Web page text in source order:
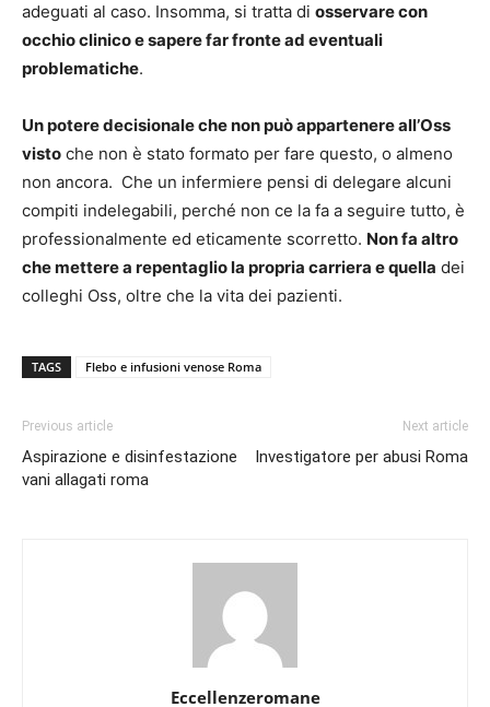
adeguati al caso. Insomma, si tratta di osservare con
occhio clinico e sapere far fronte ad eventuali
problematiche.
Un potere decisionale che non può appartenere all’Oss
visto che non è stato formato per fare questo, o almeno
non ancora. Che un infermiere pensi di delegare alcuni
compiti indelegabili, perché non ce la fa a seguire tutto, è
professionalmente ed eticamente scorretto. Non fa altro
che mettere a repentaglio la propria carriera e quella dei
colleghi Oss, oltre che la vita dei pazienti.
TAGS Flebo e infusioni venose Roma
Previous article
Aspirazione e disinfestazione
vani allagati roma
Next article
Investigatore per abusi Roma
Eccellenzeromane